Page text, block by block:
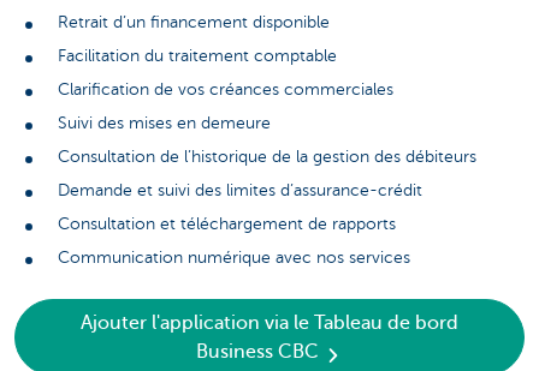
Retrait d’un financement disponible
Facilitation du traitement comptable
Clarification de vos créances commerciales
Suivi des mises en demeure
Consultation de l’historique de la gestion des débiteurs
Demande et suivi des limites d’assurance-crédit
Consultation et téléchargement de rapports
Communication numérique avec nos services
Ajouter l'application via le Tableau de bord
Business CBC